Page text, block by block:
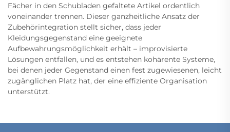
Fächer in den Schubladen gefaltete Artikel ordentlich
voneinander trennen. Dieser ganzheitliche Ansatz der
Zubehörintegration stellt sicher, dass jeder
Kleidungsgegenstand eine geeignete
Aufbewahrungsmöglichkeit erhält – improvisierte
Lösungen entfallen, und es entstehen kohärente Systeme,
bei denen jeder Gegenstand einen fest zugewiesenen, leicht
zugänglichen Platz hat, der eine effiziente Organisation
unterstützt.